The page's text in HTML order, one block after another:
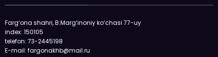
Farg‘ona shahri, B.Marg‘inoniy ko‘chasi 77-uy
index: 150105
telefon: 73-2445198
E-mail: fargonakhb@mail.ru